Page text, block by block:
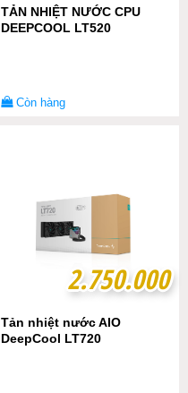
TẢN NHIỆT NƯỚC CPU
DEEPCOOL LT520
Còn hàng
2.750.000
2.750.000
Tản nhiệt nước AIO
DeepCool LT720